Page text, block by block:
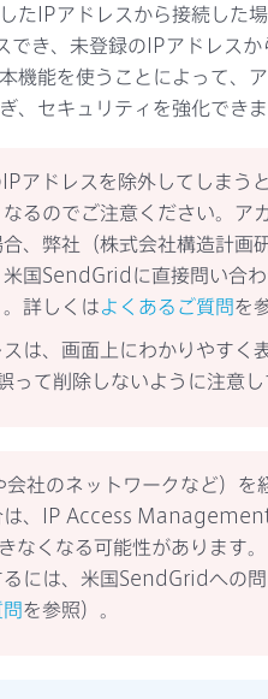
たIPアドレスから接続した
き、未登録のIPアドレスか
機能を使うことによって、
、セキュリティを強化できま
アドレスを除外してしまう
るのでご注意ください。ア
、弊社（株式会社構造計画
国SendGridに直接問い合
詳しくはよくあるご質問を
は、画面上にわかりやすく
って削除しないように注意し
社のネットワークなど）を
は、IP Access
なくなる可能性があります
には、米国SendGridへの
を参照）。